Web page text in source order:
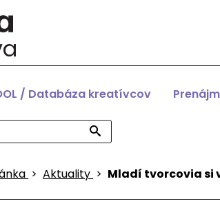
/ Databáza kreatívcov
> Aktuality > Mladí tvorcovia si